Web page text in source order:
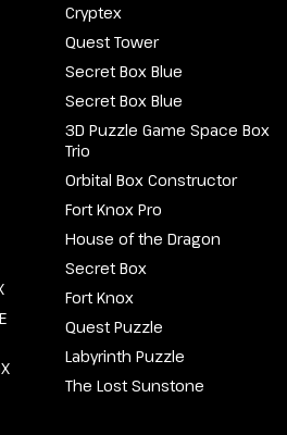
Cryptex
Quest Tower
Secret Box Blue
Secret Box Blue
3D Puzzle Game Space Box
Trio
Orbital Box Constructor
Fort Knox Pro
House of the Dragon
Secret Box
Fort Knox
Quest Puzzle
Labyrinth Puzzle
The Lost Sunstone